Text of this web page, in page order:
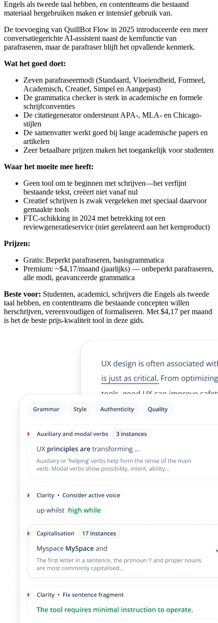
Engels als tweede taal hebben, en contentteams die bestaand
materiaal hergebruiken maken er intensief gebruik van.
De toevoeging van QuillBot Flow in 2025 introduceerde een meer
conversatiegerichte AI-assistent naast de kernfunctie van
parafraseren, maar de parafraser blijft het opvallende kenmerk.
Wat het goed doet:
Zeven parafraseermodi (Standaard, Vloeiendheid, Formeel,
Academisch, Creatief, Simpel en Aangepast)
De grammatica checker is sterk in academische en formele
schrijfconventies
De citatiegenerator ondersteunt APA-, MLA- en Chicago-
stijlen
De samenvatter werkt goed bij lange academische papers en
artikelen
Zeer betaalbare prijzen maken het toegankelijk voor studenten
Waar het moeite mee heeft:
Geen tool om te beginnen met schrijven—het verfijnt
bestaande tekst, creëert niet vanaf nul
Creatief schrijven is zwak vergeleken met speciaal daarvoor
gemaakte tools
FTC-schikking in 2024 met betrekking tot een
reviewgeneratieservice (niet gerelateerd aan het kernproduct)
Prijzen:
Gratis: Beperkt parafraseren, basisgrammatica
Premium: ~$4,17/maand (jaarlijks) — onbeperkt parafraseren,
alle modi, geavanceerde grammatica
Beste voor: Studenten, academici, schrijvers die Engels als tweede
taal hebben, en contentteams die bestaande concepten willen
herschrijven, vereenvoudigen of formaliseren. Met $4,17 per maand
is het de beste prijs-kwaliteit tool in deze gids.